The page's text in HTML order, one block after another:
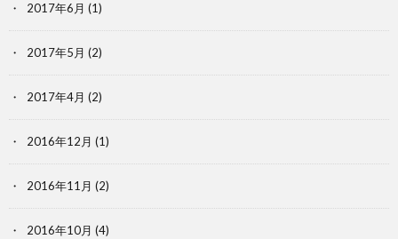
2017年6月 (1)
2017年5月 (2)
2017年4月 (2)
2016年12月 (1)
2016年11月 (2)
2016年10月 (4)